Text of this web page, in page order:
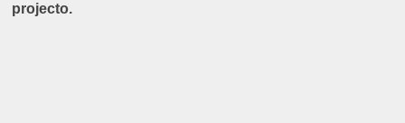
projecto.